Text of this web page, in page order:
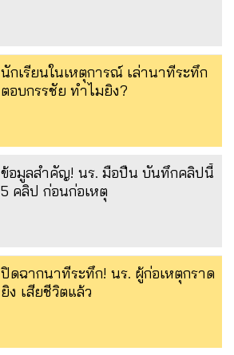
นักเรียนในเหตุการณ์ เล่านาทีระทึก
ตอบกรรชัย ทำไมยิง?
ข้อมูลสำคัญ! นร. มือปืน บันทึกคลิปนี้
5 คลิป ก่อนก่อเหตุ
ปิดฉากนาทีระทึก! นร. ผู้ก่อเหตุกราด
ยิง เสียชีวิตแล้ว